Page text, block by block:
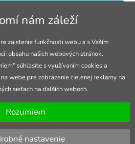
info@4lol.cz
října 250, Ostrava
nám záleží
zaistenie funkčnosti webu a s Vaším
obsahu našich webových stránok.
súhlasíte s využívaním cookies a
webe pre zobrazenie cielenej reklamy na
sieťach na ďalších weboch.
Rozumiem
nastavenie